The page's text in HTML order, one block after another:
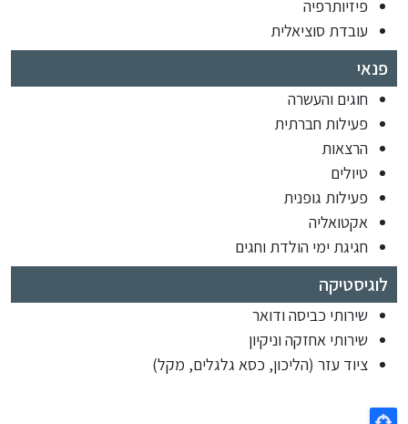
פיזיותרפיה
עובדת סוציאלית
פנאי
חוגים והעשרה
פעילות חברתית
הרצאות
טיולים
פעילות גופנית
אקטואליה
חגיגת ימי הולדת וחגים
לוגיסטיקה
שירותי כביסה ודואר
שירותי אחזקה וניקיון
ציוד עזר (הליכון, כסא גלגלים, מקל)